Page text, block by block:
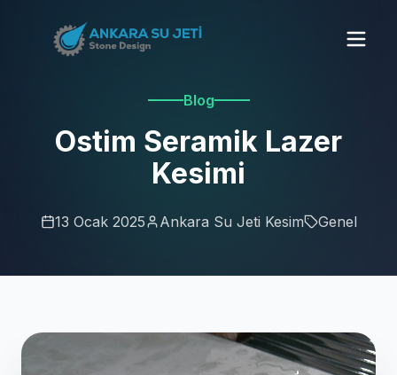
Blog
Ostim Seramik Lazer
Kesimi
13 Ocak 2025 Ankara Su Jeti Kesim Genel